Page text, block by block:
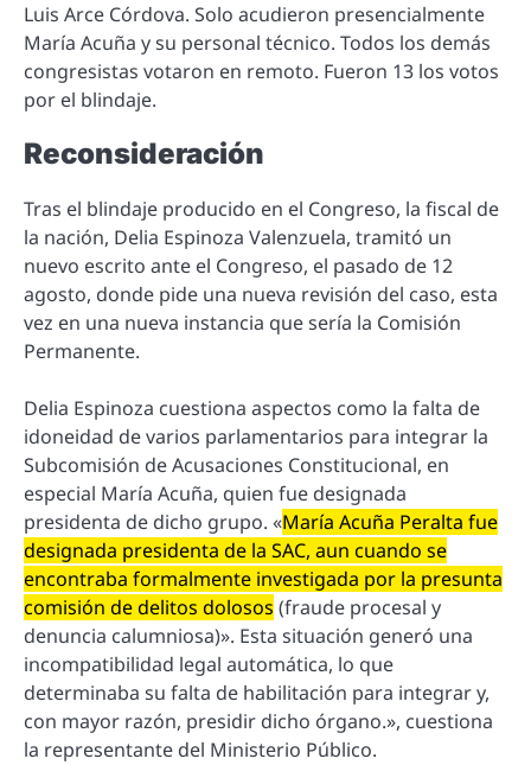
Luis Arce Córdova. Solo acudieron presencialmente
María Acuña y su personal técnico. Todos los demás
congresistas votaron en remoto. Fueron 13 los votos
por el blindaje.
Reconsideración
Tras el blindaje producido en el Congreso, la fiscal de
la nación, Delia Espinoza Valenzuela, tramitó un
nuevo escrito ante el Congreso, el pasado de 12
agosto, donde pide una nueva revisión del caso, esta
vez en una nueva instancia que sería la Comisión
Permanente.
Delia Espinoza cuestiona aspectos como la falta de
idoneidad de varios parlamentarios para integrar la
Subcomisión de Acusaciones Constitucional, en
especial María Acuña, quien fue designada
presidenta de dicho grupo. «María Acuña Peralta fue
designada presidenta de la SAC, aun cuando se
encontraba formalmente investigada por la presunta
comisión de delitos dolosos (fraude procesal y
denuncia calumniosa)». Esta situación generó una
incompatibilidad legal automática, lo que
determinaba su falta de habilitación para integrar y,
con mayor razón, presidir dicho órgano.», cuestiona
la representante del Ministerio Público.